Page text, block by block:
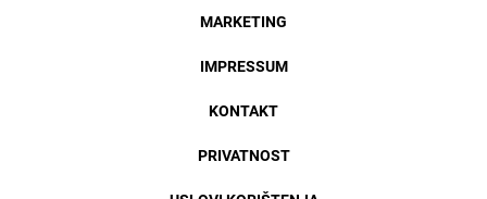
MARKETING
IMPRESSUM
KONTAKT
PRIVATNOST